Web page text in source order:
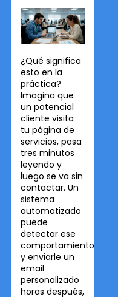
¿Qué significa
esto en la
práctica?
Imagina que
un potencial
cliente visita
tu página de
servicios, pasa
tres minutos
leyendo y
luego se va sin
contactar. Un
sistema
automatizado
puede
detectar ese
comportamiento
y enviarle un
email
personalizado
horas después,